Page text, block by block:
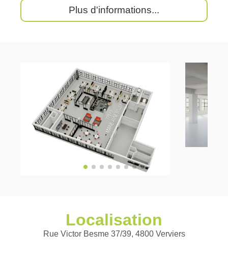
Plus d'informations...
Localisation
Rue Victor Besme 37/39, 4800 Verviers